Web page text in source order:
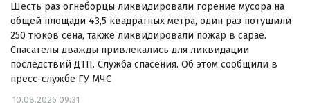
Шесть раз огнеборцы ликвидировали горение мусора на
общей площади 43,5 квадратных метра, один раз потушили
250 тюков сена, также ликвидировали пожар в сарае.
Спасателы дважды привлекались для ликвидации
последствий ДТП. Служба спасения. Об этом сообщили в
пресс-службе ГУ МЧС
10.08.2026 09:31